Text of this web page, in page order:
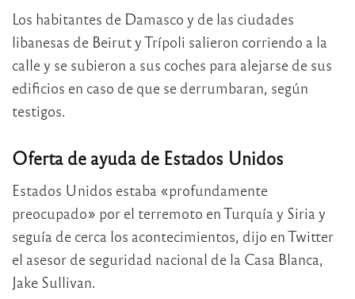
Los habitantes de Damasco y de las ciudades
libanesas de Beirut y Trípoli salieron corriendo a la
calle y se subieron a sus coches para alejarse de sus
edificios en caso de que se derrumbaran, según
testigos.
Oferta de ayuda de Estados Unidos
Estados Unidos estaba «profundamente
preocupado» por el terremoto en Turquía y Siria y
seguía de cerca los acontecimientos, dijo en Twitter
el asesor de seguridad nacional de la Casa Blanca,
Jake Sullivan.